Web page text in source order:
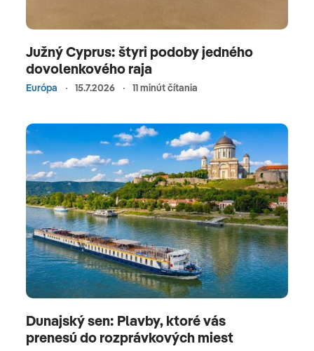
Južný Cyprus: štyri podoby jedného
dovolenkového raja
Európa 15.7.2026 11 minút čítania
Dunajský sen: Plavby, ktoré vás
prenesú do rozprávkových miest